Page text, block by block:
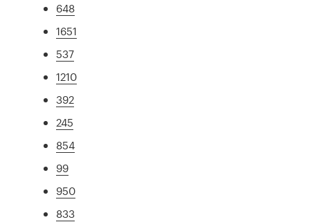
648
1651
537
1210
392
245
854
99
950
833